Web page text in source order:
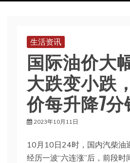
生活资讯
国际油价大
大跌变小跌
价每升降7分
2023年10月11日
10月10日24时，国内汽柴油
经历一波“六连涨”后，前段